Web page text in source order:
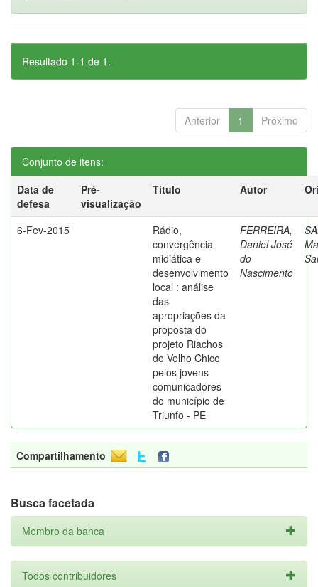
Resultado 1-1 de 1.
Anterior 1 Próximo
Conjunto de itens:
Data de
defesa
Pré-
visualização
Título Autor
6-Fev-2015
Rádio,
convergência
midiática e
desenvolvimento
local : análise
das
apropriações da
proposta do
projeto Riachos
do Velho Chico
pelos jovens
comunicadores
do município de
Triunfo - PE
FERREIRA,
Daniel José
do
Nascimento
Compartilhamento
Busca facetada
Membro da banca
Todos contribuidores